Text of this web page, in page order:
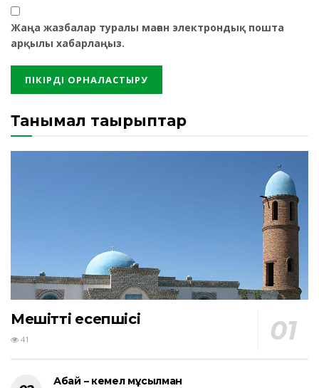
Жаңа жазбалар туралы маған электрондық пошта
арқылы хабарлаңыз.
Танымал тақырыптар
Мешіттің есепшісі
41
Абай – кемел мұсылман